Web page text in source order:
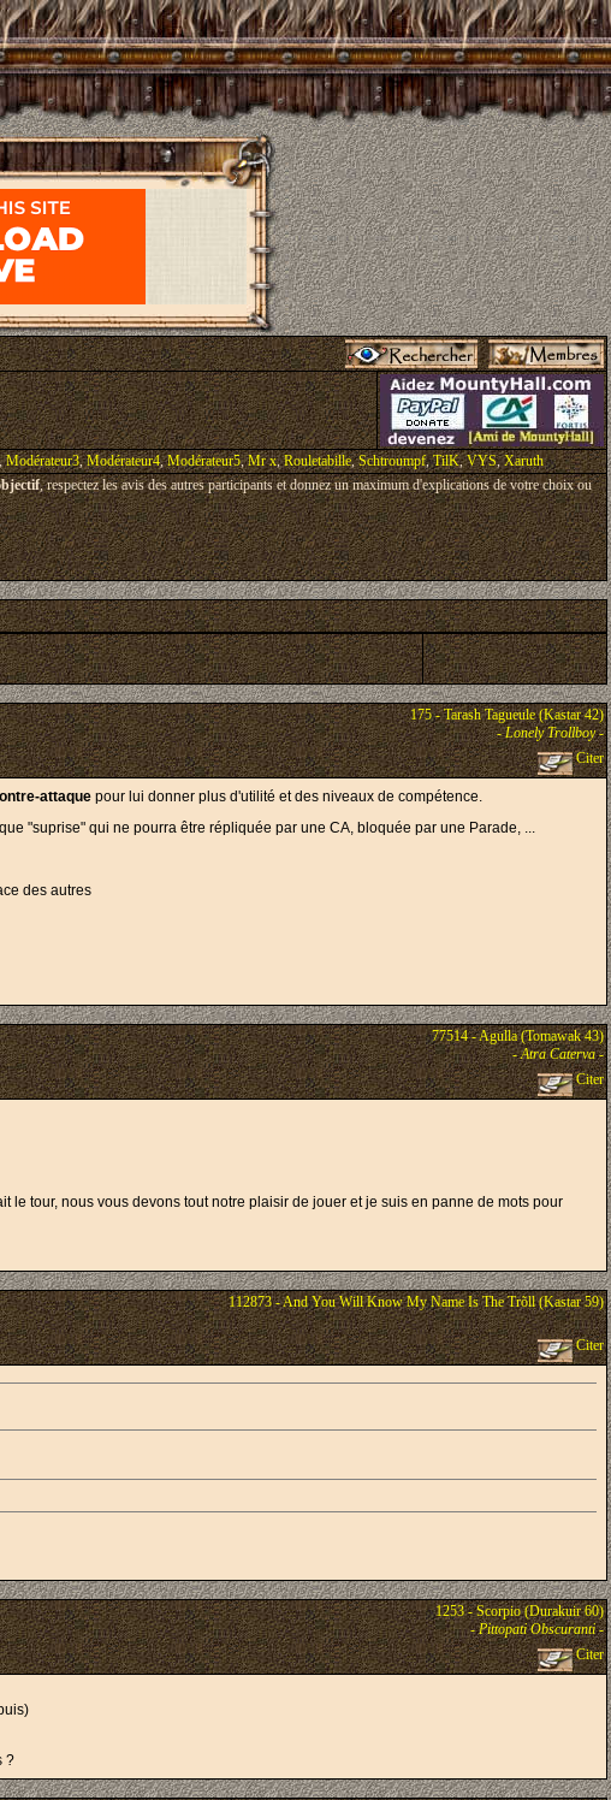
,Modérateur3,Modérateur4,Modérateur5,Mr x,Rouletabille,Schtroumpf,TilK,VYS,Xaruth
, respectez les avis des autres participants et donnez un maximum d'explications de votre choix ou
175 - Tarash Tagueule (Kastar 42)
-Lonely Trollboy-
Citer
attaque pour lui donner plus d'utilité et des niveaux de compétence.
"suprise" qui ne pourra être répliquée par une CA, bloquée par une Parade, ...
des autres
77514 - Agulla (Tomawak 43)
-Atra Caterva-
Citer
tour, nous vous devons tout notre plaisir de jouer et je suis en panne de mots pour
112873 - And You Will Know My Name Is The Trõll (Kastar 59)
Citer
1253 - Scorpio (Durakuir 60)
-Pittopati Obscuranti-
Citer
?